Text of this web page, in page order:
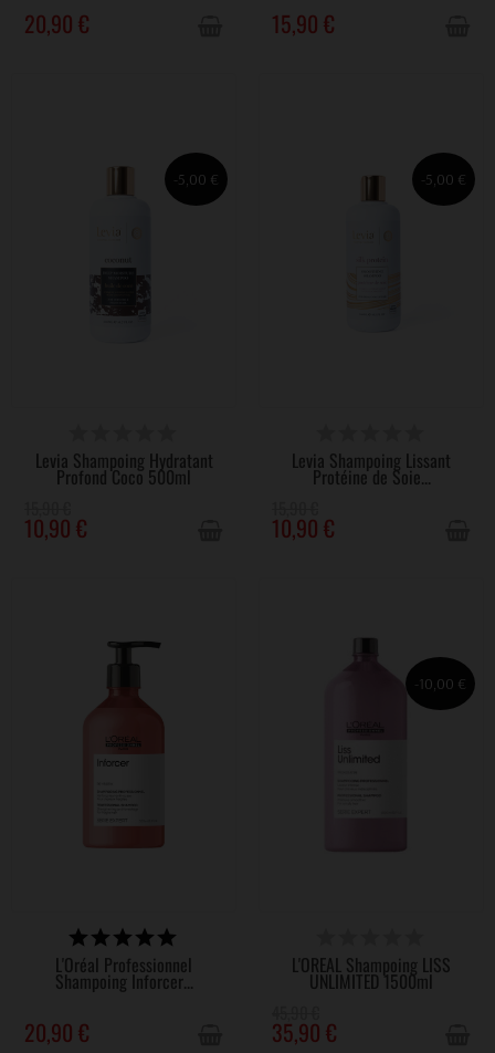
20,90 € 15,90 €
-5,00 €
Levia Shampoing Hydratant
Profond Coco 500ml
10,90 €
-5,00 €
Levia Shampoing Lissant
Protéine de Soie...
10,90 €
VICTIME DE SON SUCCÈS
L'Oréal Professionnel
Shampoing Inforcer...
20,90 €
-10,00 €
L'ORÉAL Shampoing LISS
UNLIMITED 1500ml
35,90 €